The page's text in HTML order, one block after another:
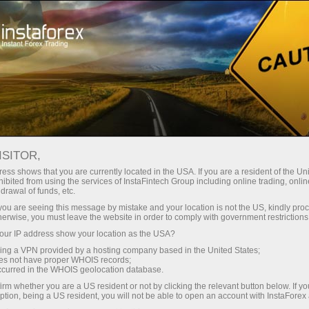
Торгові умови
ІнстаФорекс в вашому мобільному
Приложение для
трейдинга на IOS,
Android
Торгуйте з InstaForex у будь-який час і в будь-
якому місці! Мобільні додатки InstaForex для
iOS та Android дозволяють легко керувати
shows that you are currently located in the USA. If you are a resident of the
from using the services of InstaFintech Group including online trading,
of funds, etc.
are seeing this message by mistake and your location is not the US, kindly
you must leave the website in order to comply with government
IP address show your location as the USA?
a VPN provided by a hosting company based in the United States;
not have proper WHOIS records;
in the WHOIS geolocation database.
whether you are a US resident or not by clicking the relevant button below. If
being a US resident, you will not be able to open an account with InstaForex